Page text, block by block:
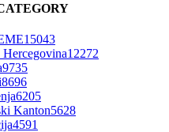
15043
Hercegovina12272
9735
8696
6205
Kanton5628
4591